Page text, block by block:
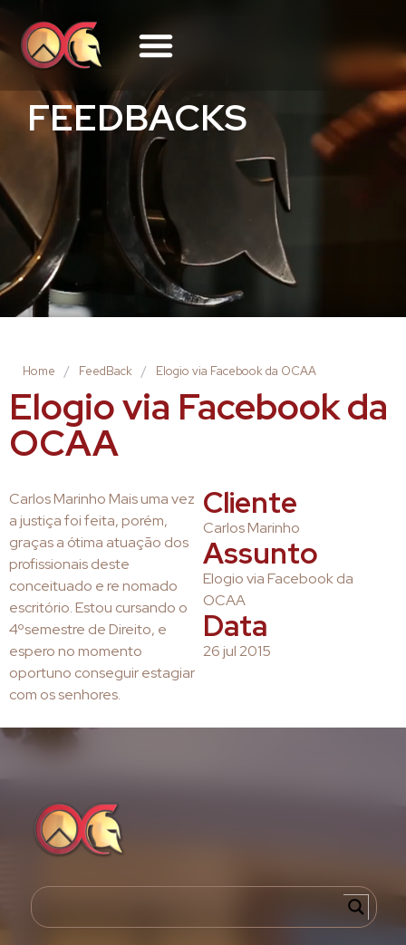
FEEDBACKS
Home / FeedBack / Elogio via Facebook da OCAA
Elogio via Facebook da
OCAA
Carlos Marinho Mais uma vez
a justiça foi feita, porém,
graças a ótima atuação dos
profissionais deste
conceituado e re nomado
escritório. Estou cursando o
4ºsemestre de Direito, e
espero no momento
oportuno conseguir estagiar
com os senhores.
Cliente
Carlos Marinho
Assunto
Elogio via Facebook da
OCAA
Data
26 jul 2015